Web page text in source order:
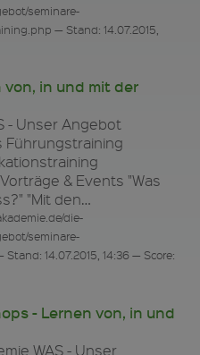
seminare-
— Stand: 14.07.2015,
in und mit der
- Unser Angebot
Führungstraining
& Events "Was
"Mit den…
die-
seminare-
14.07.2015, 14:36 — Score:
- Lernen von, in und
WAS - Unser